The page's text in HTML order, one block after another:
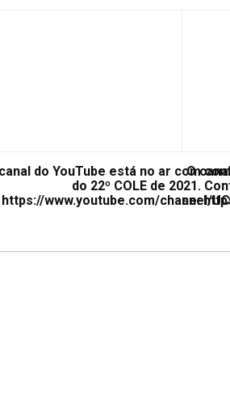
do YouTube está no ar com
do 22º COLE de 2021.
www.youtube.com/channel/
O
se: